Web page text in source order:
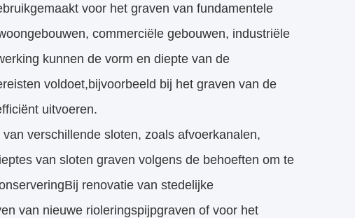
voor het graven van fundamentele
commerciële gebouwen, industriële
kunnen de vorm en diepte van de
voldoet,bijvoorbeeld bij het graven van de
uitvoeren.
verschillende sloten, zoals afvoerkanalen,
van sloten graven volgens de behoeften om te
renovatie van stedelijke
van nieuwe rioleringspijpgraven of voor het